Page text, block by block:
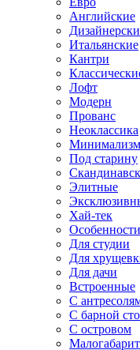
Английские
Итальянские
Кантри
Лофт
Модерн
Прованс
Неоклассика
Минимализм
Под старину
Элитные
Хай-тек
Особенности
Для студии
Для
Для дачи
Встроенные
С
С барной
С островом